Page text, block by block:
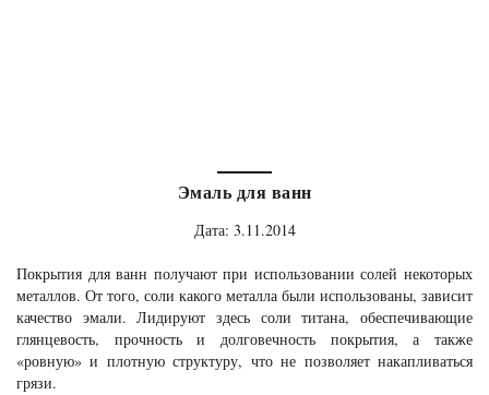
Эмаль для ванн
Дата: 3.11.2014
Покрытия для ванн получают при использовании солей некоторых
металлов. От того, соли какого металла были использованы, зависит
качество эмали. Лидируют здесь соли титана, обеспечивающие
глянцевость, прочность и долговечность покрытия, а также
«ровную» и плотную структуру, что не позволяет накапливаться
грязи.